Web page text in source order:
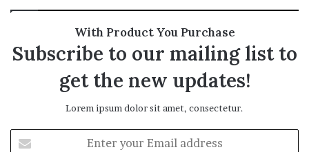
With Product You Purchase
Subscribe to our mailing list to
get the new updates!
Lorem ipsum dolor sit amet, consectetur.